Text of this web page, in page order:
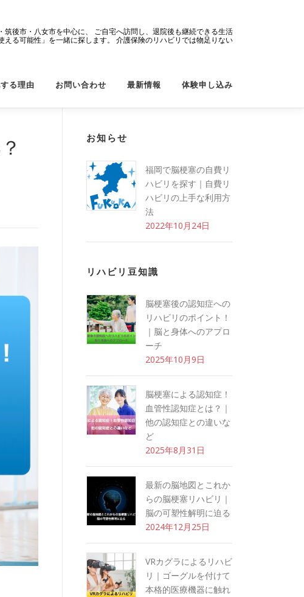
後市・八女市を中心に、 ご自宅へ訪問し、退院後も継続できる生活
る可能性」を一緒に探します。 介護保険のリハビリでは物足りない
る理由 お問い合わせ 最新情報 体験申し込み
お知らせ
福岡で脳梗塞の自費リ
ハビリを探す｜自費リ
ハビリの上手な利用方
法
2022年10月24日
リハビリ豆知識
脳梗塞後の認知症への
リハビリのポイント！
｜脳と身体へのアプロ
ーチ
2025年10月9日
脳梗塞による認知症！
血管性認知症とは？｜
他の認知症との違いな
ど
2025年8月31日
最新の脳地図とこれか
らの脳梗塞リハビリ｜
脳の可塑性解明に迫る
2024年12月25日
VRカグラによるリハビ
リ｜ゴーグルを付けて
本格的医療機器に触れ